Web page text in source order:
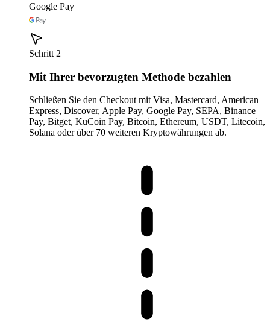
Google Pay
Schritt 2
Mit Ihrer bevorzugten Methode bezahlen
Schließen Sie den Checkout mit Visa, Mastercard, American
Express, Discover, Apple Pay, Google Pay, SEPA, Binance
Pay, Bitget, KuCoin Pay, Bitcoin, Ethereum, USDT, Litecoin,
Solana oder über 70 weiteren Kryptowährungen ab.